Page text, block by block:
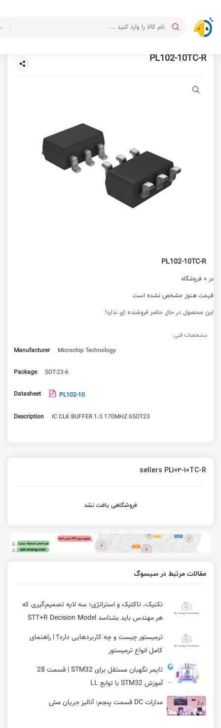
PL102-10TC-R
PL102-10TC-R
در 0 فروشگاه
قیمت هنوز مشخص نشده است
این محصول در حال حاضر فروشنده ای ندارد!
مشخصات فنی:
Manufacturer
Microchip Technology
Package SOT-23-6
Datasheet PL102-10
Description IC CLK BUFFER 1:3 170MHZ 6SOT23
sellers PL102-10TC-R
فروشگاهی یافت نشد
مقالات مرتبط در سیسوگ
تکنیک، تاکتیک و استراتژی؛ سه لایه تصمیم‌گیری که
هر مهندس باید بشناسد STT+R Decision Model
ترمیستور چیست و چه کاربردهایی دارد؟ | راهنمای
کامل انواع ترمیستور
تایمر نگهبان مستقل برای STM32 | قسمت 28
آموزش STM32 با توابع LL
مدارات DC قسمت پنجم: آنالیز جریان مش